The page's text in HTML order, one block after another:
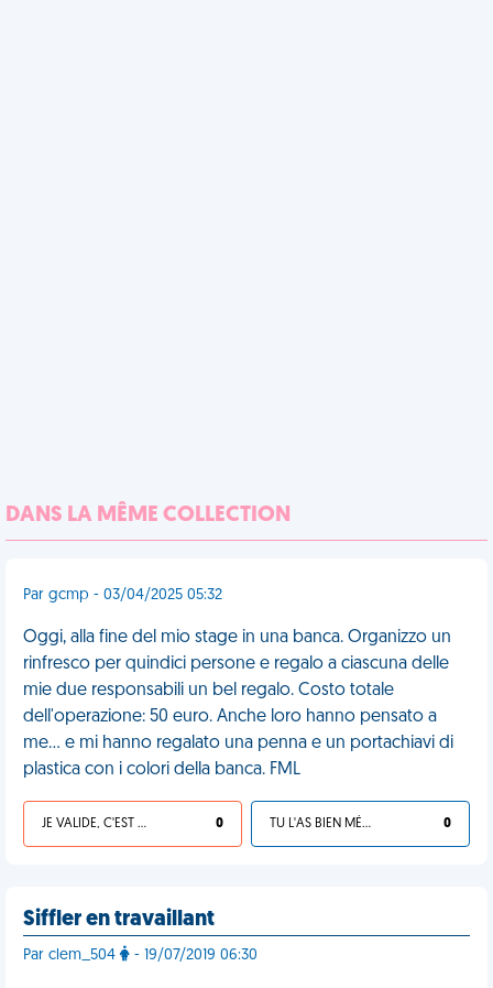
DANS LA MÊME COLLECTION
Par gcmp - 03/04/2025 05:32
Oggi, alla fine del mio stage in una banca. Organizzo un
rinfresco per quindici persone e regalo a ciascuna delle
mie due responsabili un bel regalo. Costo totale
dell'operazione: 50 euro. Anche loro hanno pensato a
me… e mi hanno regalato una penna e un portachiavi di
plastica con i colori della banca. FML
JE VALIDE, C'EST UNE VDM 0 TU L'AS BIEN MÉRITÉ 0
Siffler en travaillant
Par clem_504 - 19/07/2019 06:30